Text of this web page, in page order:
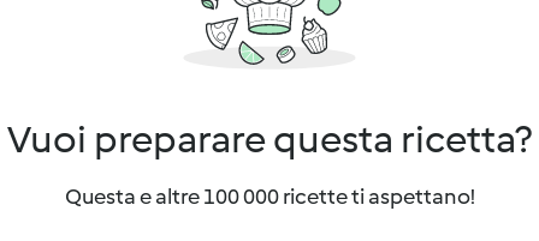
Vuoi preparare questa ricetta?
Questa e altre 100 000 ricette ti aspettano!